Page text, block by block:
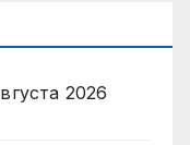
2026